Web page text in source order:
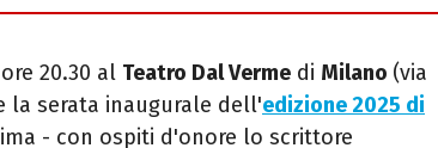
20.30 al Teatro Dal Verme di Milano (via
la serata inaugurale dell'edizione 2025 di
- con ospiti d'onore lo scrittore